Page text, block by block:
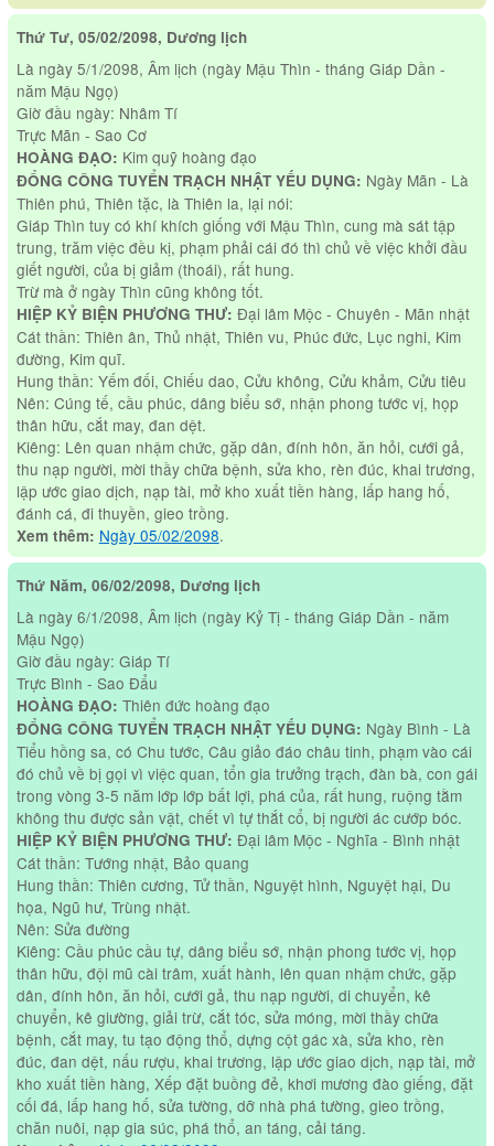
Thứ Tư, 05/02/2098, Dương lịch
Là ngày 5/1/2098, Âm lịch (ngày Mậu Thìn - tháng Giáp Dần -
năm Mậu Ngọ)
Giờ đầu ngày: Nhâm Tí
Trực Mãn - Sao Cơ
HOÀNG ĐẠO: Kim quỹ hoàng đạo
ĐỔNG CÔNG TUYỂN TRẠCH NHẬT YẾU DỤNG: Ngày Mãn - Là
Thiên phú, Thiên tặc, là Thiên la, lại nói:
Giáp Thìn tuy có khí khích giống với Mậu Thìn, cung mà sát tập
trung, trăm việc đều kị, phạm phải cái đó thì chủ về việc khởi đầu
giết người, của bị giảm (thoái), rất hung.
Trừ mà ở ngày Thìn cũng không tốt.
HIỆP KỶ BIỆN PHƯƠNG THƯ: Đại lâm Mộc - Chuyên - Mãn nhật
Cát thần: Thiên ân, Thủ nhật, Thiên vu, Phúc đức, Lục nghi, Kim
đường, Kim quĩ.
Hung thần: Yếm đối, Chiếu dao, Cửu không, Cửu khảm, Cửu tiêu
Nên: Cúng tế, cầu phúc, dâng biểu sớ, nhận phong tước vị, họp
thân hữu, cắt may, đan dệt.
Kiêng: Lên quan nhậm chức, gặp dân, đính hôn, ăn hỏi, cưới gả,
thu nạp người, mời thầy chữa bệnh, sửa kho, rèn đúc, khai trương,
lập ước giao dịch, nạp tài, mở kho xuất tiền hàng, lấp hang hố,
đánh cá, đi thuyền, gieo trồng.
Xem thêm: Ngày 05/02/2098.
Thứ Năm, 06/02/2098, Dương lịch
Là ngày 6/1/2098, Âm lịch (ngày Kỷ Tị - tháng Giáp Dần - năm
Mậu Ngọ)
Giờ đầu ngày: Giáp Tí
Trực Bình - Sao Đẩu
HOÀNG ĐẠO: Thiên đức hoàng đạo
ĐỔNG CÔNG TUYỂN TRẠCH NHẬT YẾU DỤNG: Ngày Bình - Là
Tiểu hồng sa, có Chu tước, Câu giảo đáo châu tinh, phạm vào cái
đó chủ về bị gọi vì việc quan, tổn gia trưởng trạch, đàn bà, con gái
trong vòng 3-5 năm lớp lớp bất lợi, phá của, rất hung, ruộng tằm
không thu được sản vật, chết vì tự thắt cổ, bị người ác cướp bóc.
HIỆP KỶ BIỆN PHƯƠNG THƯ: Đại lâm Mộc - Nghĩa - Bình nhật
Cát thần: Tướng nhật, Bảo quang
Hung thần: Thiên cương, Tử thần, Nguyệt hình, Nguyệt hại, Du
họa, Ngũ hư, Trùng nhật.
Nên: Sửa đường
Kiêng: Cầu phúc cầu tự, dâng biểu sớ, nhận phong tước vị, họp
thân hữu, đội mũ cài trâm, xuất hành, lên quan nhậm chức, gặp
dân, đính hôn, ăn hỏi, cưới gả, thu nạp người, di chuyển, kê
chuyển, kê giường, giải trừ, cắt tóc, sửa móng, mời thầy chữa
bệnh, cắt may, tu tạo động thổ, dựng cột gác xà, sửa kho, rèn
đúc, đan dệt, nấu rượu, khai trương, lập ước giao dịch, nạp tài, mở
kho xuất tiền hàng, Xếp đặt buồng đẻ, khơi mương đào giếng, đặt
cối đá, lấp hang hố, sửa tường, dỡ nhà phá tường, gieo trồng,
chăn nuôi, nạp gia súc, phá thổ, an táng, cải táng.